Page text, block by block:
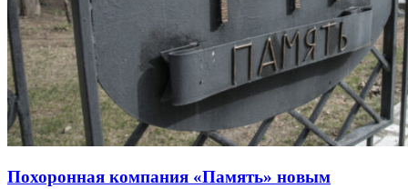
Похоронная компания «Память» новым